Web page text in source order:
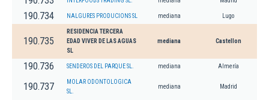
190.734 NALGURES PRODUCIONS SL mediana Lugo
190.735
RESIDENCIA TERCERA
EDAD VIVER DE LAS AGUAS
SL
mediana Castellon
190.736 SENDEROS DEL PARQUE SL. mediana Almería
190.737
MOLAR ODONTOLOGICA
SL.
mediana Madrid